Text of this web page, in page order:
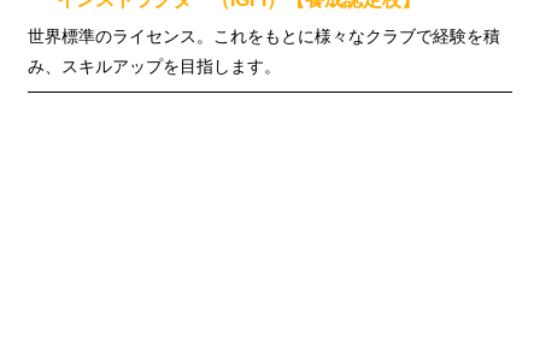
世界標準のライセンス。これをもとに様々なクラブで経験を積
み、スキルアップを目指します。